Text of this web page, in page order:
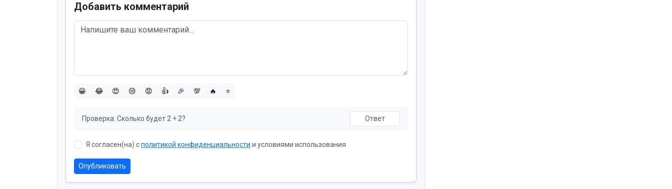
Добавить комментарий
😀 😂 😍 😢 😡 👍 🎉 💯 🔥 ⭐
Проверка: Сколько будет 2 + 2?
Я согласен(на) сполитикой конфиденциальности и условиями использования
Опубликовать